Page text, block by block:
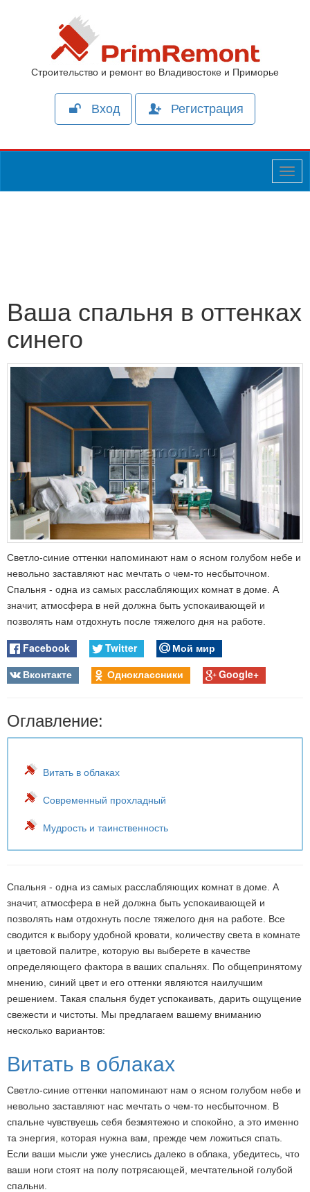
Строительство и ремонт во Владивостоке и Приморье
Вход Регистрация
Ваша спальня в оттенках
синего
Светло-синие оттенки напоминают нам о ясном голубом небе и
невольно заставляют нас мечтать о чем-то несбыточном.
Спальня - одна из самых расслабляющих комнат в доме. А
значит, атмосфера в ней должна быть успокаивающей и
позволять нам отдохнуть после тяжелого дня на работе.
Facebook Twitter
Мой мир
Вконтакте
Одноклассники Google+
Оглавление:
Витать в облаках
Современный прохладный
Мудрость и таинственность
Спальня - одна из самых расслабляющих комнат в доме. А
значит, атмосфера в ней должна быть успокаивающей и
позволять нам отдохнуть после тяжелого дня на работе. Все
сводится к выбору удобной кровати, количеству света в комнате
и цветовой палитре, которую вы выберете в качестве
определяющего фактора в ваших спальнях. По общепринятому
мнению, синий цвет и его оттенки являются наилучшим
решением. Такая спальня будет успокаивать, дарить ощущение
свежести и чистоты. Мы предлагаем вашему вниманию
несколько вариантов:
Витать в облаках
Светло-синие оттенки напоминают нам о ясном голубом небе и
невольно заставляют нас мечтать о чем-то несбыточном. В
спальне чувствуешь себя безмятежно и спокойно, а это именно
та энергия, которая нужна вам, прежде чем ложиться спать.
Если ваши мысли уже унеслись далеко в облака, убедитесь, что
ваши ноги стоят на полу потрясающей, мечтательной голубой
спальни.